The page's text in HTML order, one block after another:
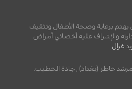
برعاية وصحة الأطفال وتثقيف
والإشراف عليه أخصائي أمراض
غزال.
خاطر (بغداد) , جادة الخطيب.